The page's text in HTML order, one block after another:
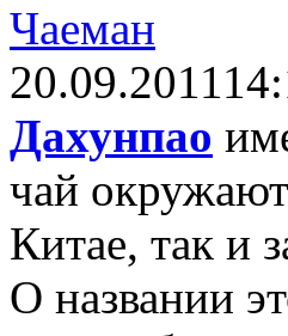
Чаеман
20.09.2011
Дахунпао
чай
Китае, так и
О названии